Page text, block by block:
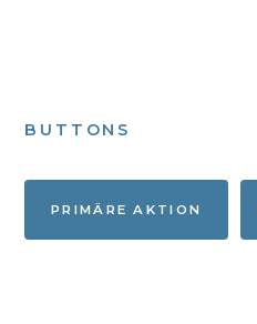
BUTTONS
PRIMÄRE AKTION